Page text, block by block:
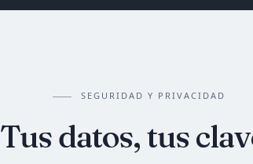
SEGURIDAD Y PRIVACIDAD
Tus datos, tus